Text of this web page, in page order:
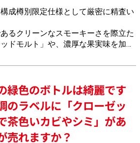
成樽別限定仕様として厳密に精査い
るクリーンなスモーキーさを際立た
ドモルト」や、濃厚な果実味を加え
された構成は、元々の生産本数が著
で仕様を確認します。
緑色のボトルは綺麗です
のラベルに「クローゼッ
茶色いカビやシミ」があ
売れますか？